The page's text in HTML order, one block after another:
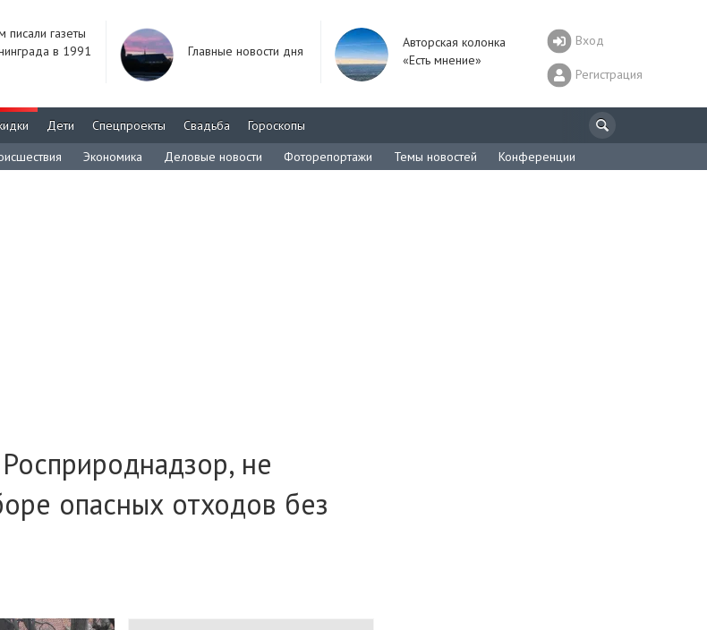
писали газеты
в 1991
Главные новости дня
Авторская колонка
«Есть мнение»
Вход
Регистрация
Дети Спецпроекты Свадьба
Гороскопы
Экономика Деловые новости Фоторепортажи Темы новостей Конференции
не
опасных отходов без